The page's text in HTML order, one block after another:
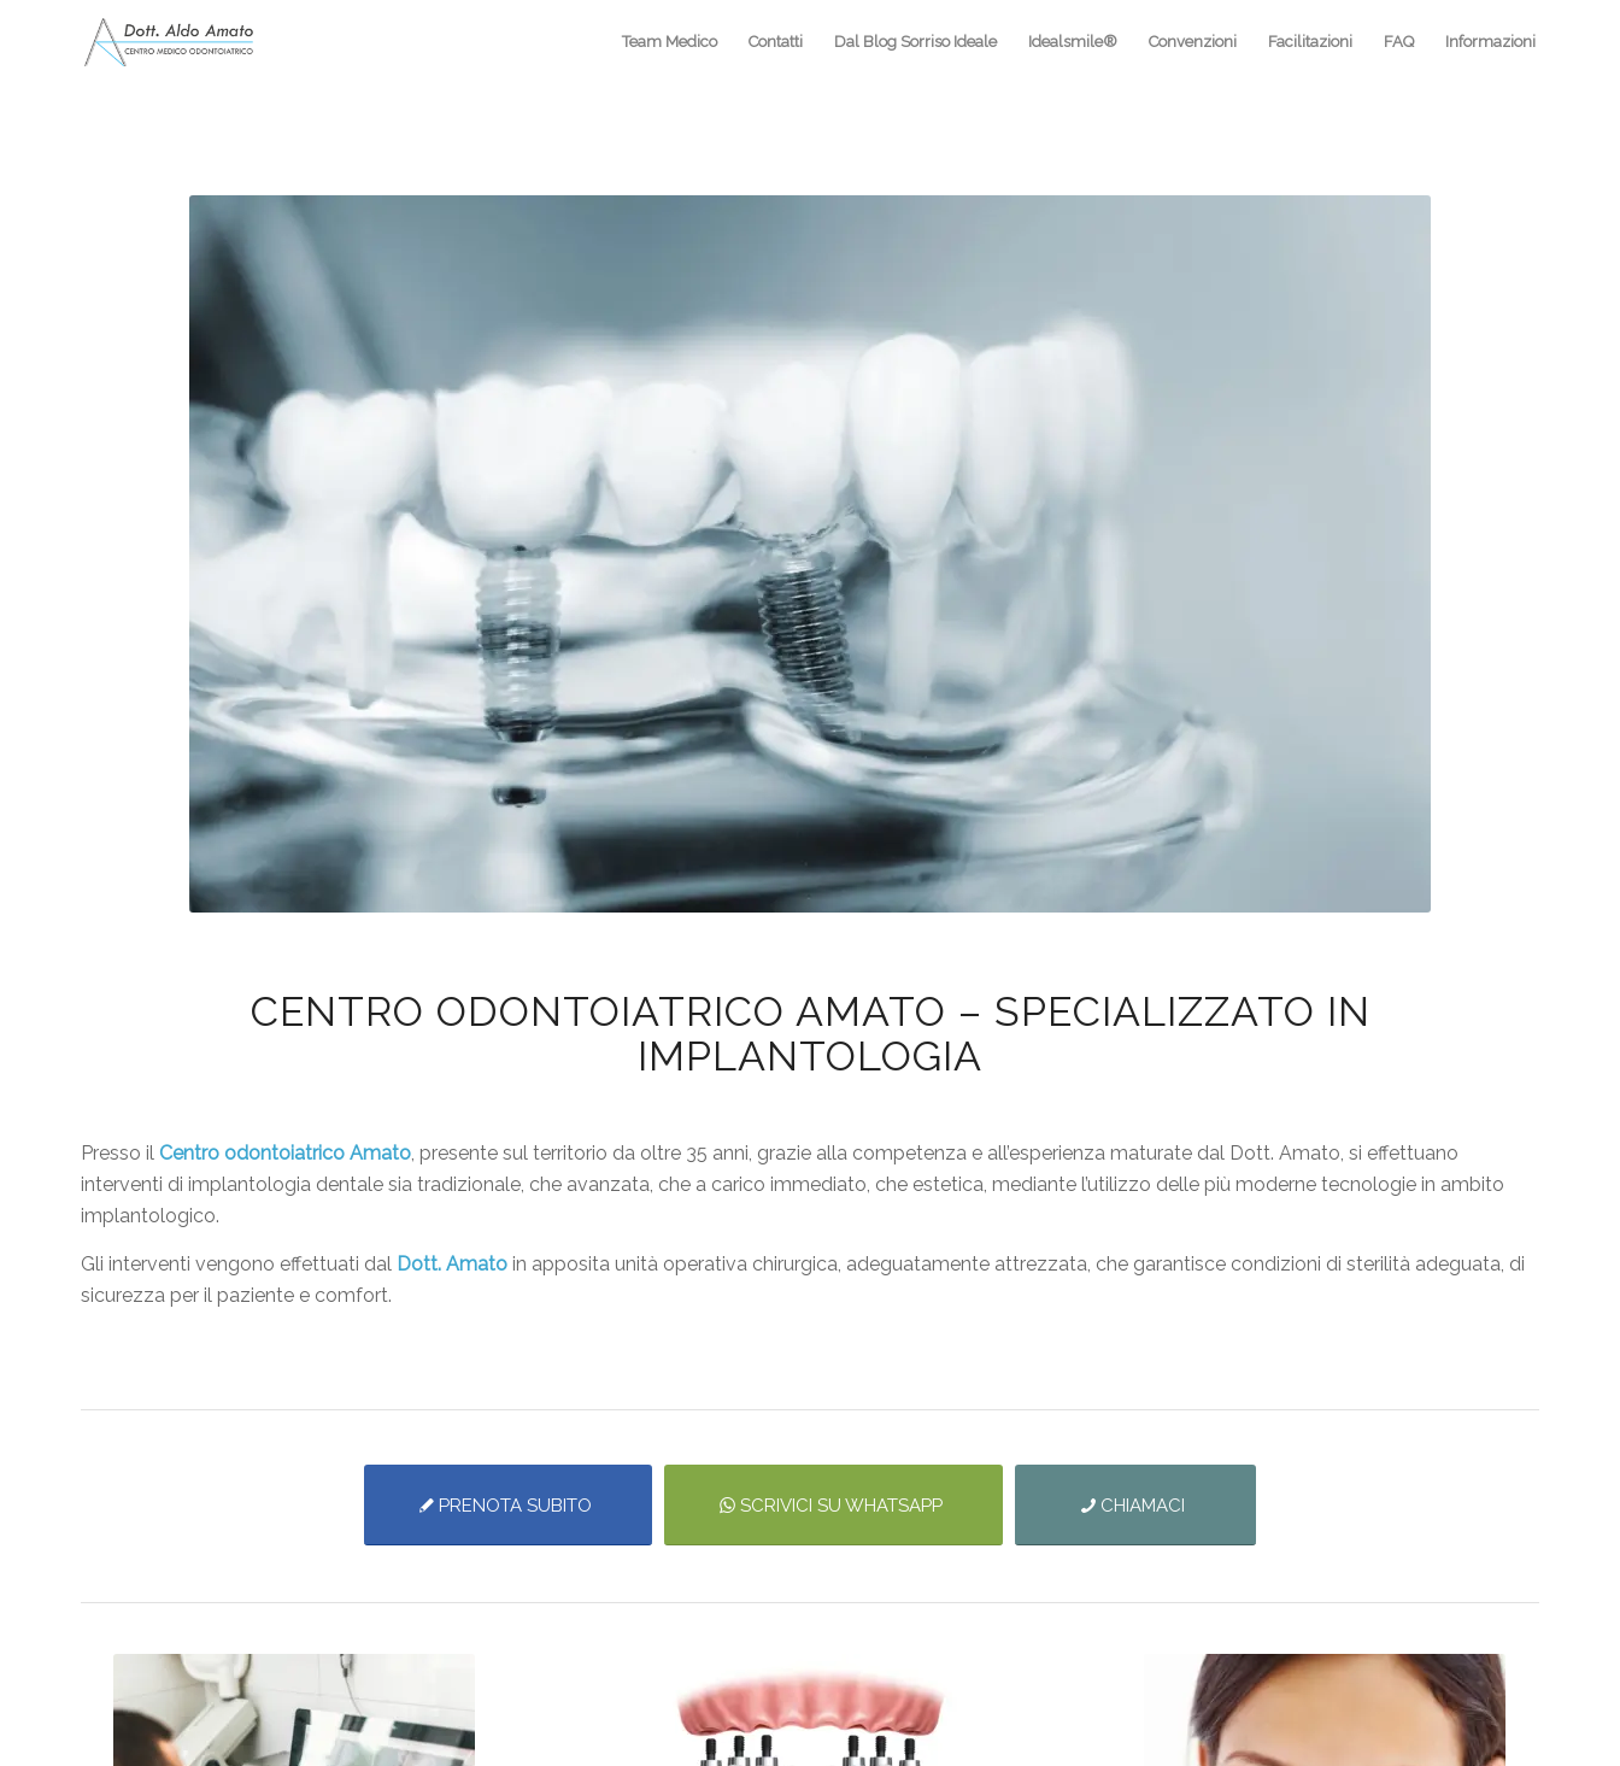
Team Medico Contatti Dal Blog Sorriso Ideale Idealsmile® Convenzioni Facilitazioni FAQ Informazioni
CENTRO ODONTOIATRICO AMATO – SPECIALIZZATO IN
IMPLANTOLOGIA
Presso il Centro odontoiatrico Amato, presente sul territorio da oltre 35 anni, grazie alla competenza e all’esperienza maturate dal Dott. Amato, si effettuano
interventi di implantologia dentale sia tradizionale, che avanzata, che a carico immediato, che estetica, mediante l’utilizzo delle più moderne tecnologie in ambito
implantologico.
Gli interventi vengono effettuati dal Dott. Amato in apposita unità operativa chirurgica, adeguatamente attrezzata, che garantisce condizioni di sterilità adeguata, di
sicurezza per il paziente e comfort.
PRENOTA SUBITO SCRIVICI SU WHATSAPP CHIAMACI